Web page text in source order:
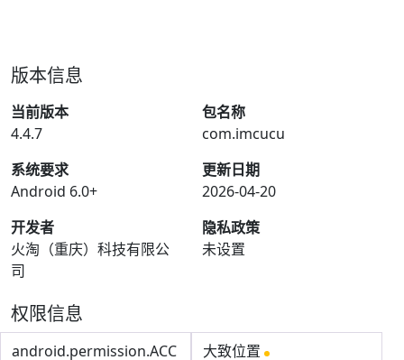
版本信息
当前版本
4.4.7
包名称
com.imcucu
系统要求
Android 6.0+
更新日期
2026-04-20
开发者
火淘（重庆）科技有限公
司
隐私政策
未设置
权限信息
android.permission.ACC
大致位置